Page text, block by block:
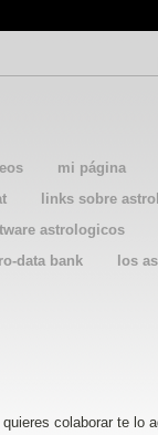
mi página
links sobre
astrologicos
data bank
los
colaborar te lo